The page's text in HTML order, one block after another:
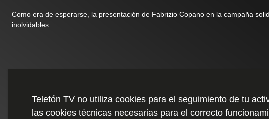
Como era de esperarse, la presentación de Fabrizio Copano en la campaña
inolvidables.
Teletón TV no utiliza cookies para el seguimiento de tu
las cookies técnicas necesarias para el correcto